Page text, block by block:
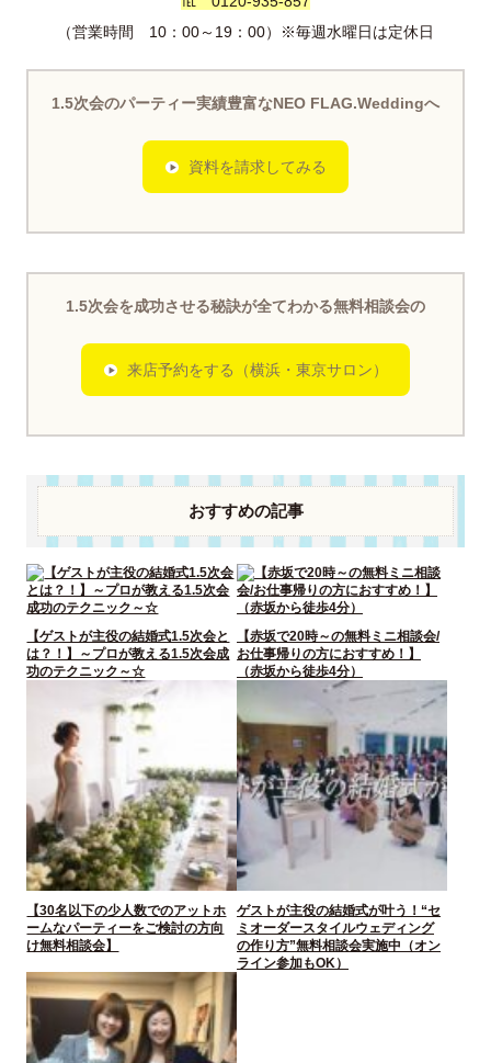
（営業時間 10：00～19：00）※毎週水曜日は定休日
1.5次会のパーティー実績豊富なNEO FLAG.Weddingへ
資料を請求してみる
1.5次会を成功させる秘訣が全てわかる無料相談会の
来店予約をする（横浜・東京サロン）
おすすめの記事
【ゲストが主役の結婚式1.5次会と
は？！】～プロが教える1.5次会成
功のテクニック～☆
【赤坂で20時～の無料ミニ相談会/
お仕事帰りの方におすすめ！】
（赤坂から徒歩4分）
【30名以下の少人数でのアットホ
ームなパーティーをご検討の方向
け無料相談会】
ゲストが主役の結婚式が叶う！“セ
ミオーダースタイルウェディング
の作り方”無料相談会実施中（オン
ライン参加もOK）